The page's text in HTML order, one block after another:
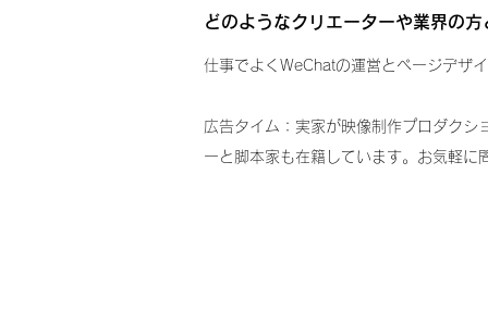
どのようなクリエーターや業界の
仕事でよくWeChatの運営とページデザ
広告タイム：実家が映像制作プロダクシ
ーと脚本家も在籍しています。お気軽に